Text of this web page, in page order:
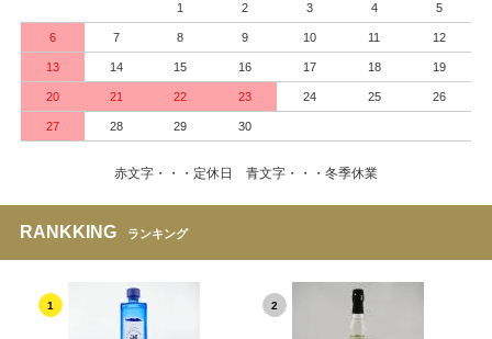
1 2 3 4 5
6 7 8 9 10 11 12
13 14 15 16 17 18 19
20 21 22 23 24 25 26
27 28 29 30
赤文字・・・定休日 青文字・・・冬季休業
RANKKING ランキング
1 2